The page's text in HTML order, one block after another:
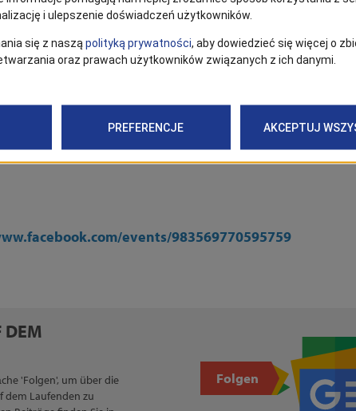
das seit einiger Zeit eine andere Dimension annimmt als
wird. Dank unzähliger Aufnahmen, Konzerte in den
Welt, der langjährigen Zusammenarbeit mit Keith
mit dem Hilliard Ensemble reicht die Popularität
über alle Musikgenres und Grenzen hinaus. In
zeigt sich Jan Garbarek als Virtuose einer
in unsere Seelen eindringt.
events/983569770595759
DEM
'Folgen', um über die
dem Laufenden zu
Folgen